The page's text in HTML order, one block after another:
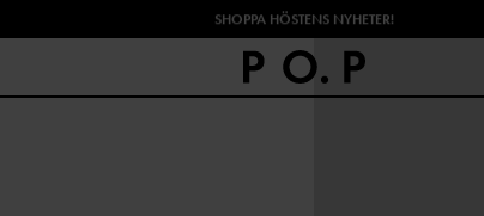
SHOPPA HÖSTENS NYHETER!